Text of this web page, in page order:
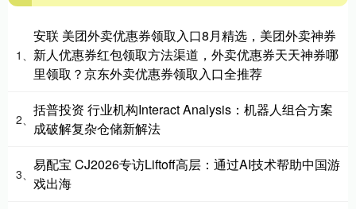
1、
安联 美团外卖优惠券领取入口8月精选，美团外卖神券
新人优惠券红包领取方法渠道，外卖优惠券天天神券哪
里领取？京东外卖优惠券领取入口全推荐
2、
括普投资 行业机构Interact Analysis：机器人组合方案
成破解复杂仓储新解法
3、
易配宝 CJ2026专访Liftoff高层：通过AI技术帮助中国游
戏出海